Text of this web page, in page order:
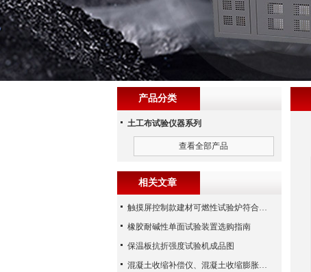
产品分类
土工布试验仪器系列
查看全部产品
相关文章
触摸屏控制款建材可燃性试验炉符合哪些？
橡胶耐碱性单面试验装置选购指南
保温板抗折强度试验机成品图
混凝土收缩补偿仪、混凝土收缩膨胀仪（河北路仪）